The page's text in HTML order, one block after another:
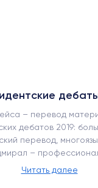
– перевод
дебатов 2019:
перевод,
–
Читать далее